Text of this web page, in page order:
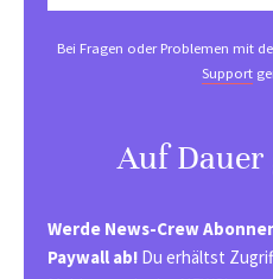
Bei Fragen oder Problemen mit
Support
Auf Dauer
Werde News-Crew
Paywall ab! Du erhältst